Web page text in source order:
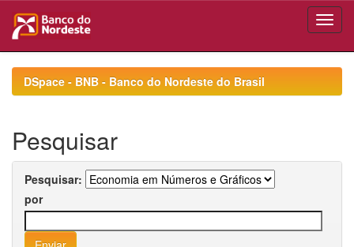
navigationDSpace - BNB - Banco do Nordeste do Brasil
Pesquisar
Pesquisar:
por